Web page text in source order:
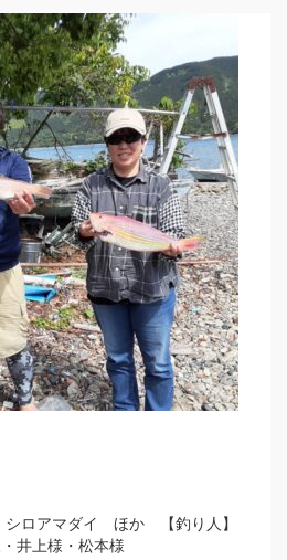
シロアマダイ ほか 【釣り人】
井上様・松本様